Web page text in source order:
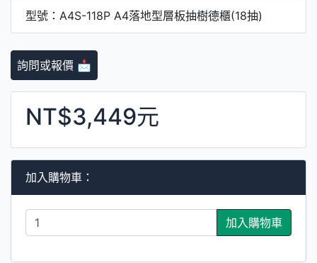
型號：A4S-118P A4落地型層板抽樹德櫃(18抽)
詢問或報價 📩
NT$3,449元
加入購物車：
加入購物車